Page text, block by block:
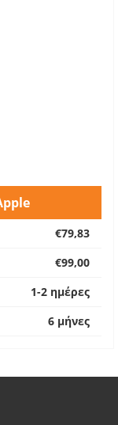
€79,83
€99,00
1-2 ημέρες
6 μήνες